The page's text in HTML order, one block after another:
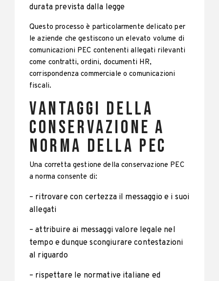
durata prevista dalla legge
Questo processo è particolarmente delicato per
le aziende che gestiscono un elevato volume di
comunicazioni PEC contenenti allegati rilevanti
come contratti, ordini, documenti HR,
corrispondenza commerciale o comunicazioni
fiscali.
Vantaggi della
Conservazione a
Norma della PEC
Una corretta gestione della conservazione PEC
a norma consente di:
– ritrovare con certezza il messaggio e i suoi
allegati
– attribuire ai messaggi valore legale nel
tempo e dunque scongiurare contestazioni
al riguardo
– rispettare le normative italiane ed